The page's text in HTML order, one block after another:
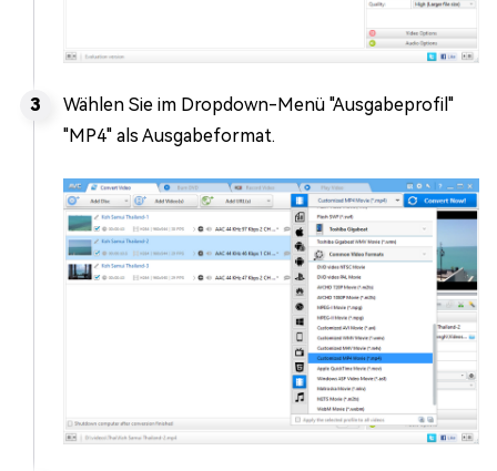
Wählen Sie im Dropdown-Menü "Ausgabeprofil"
"MP4" als Ausgabeformat.